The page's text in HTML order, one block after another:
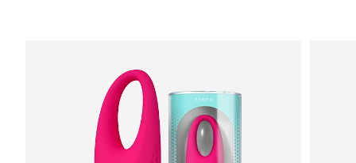
Entrega prevista
Arabia Saudí Entrega prevista